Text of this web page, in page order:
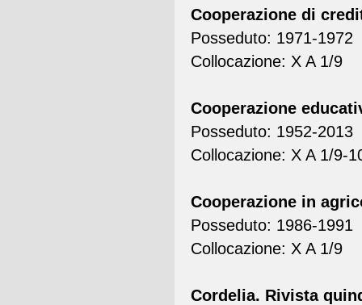
Cooperazione di
Posseduto: 1971-1972
Collocazione: X A 1/9
Cooperazione
Posseduto: 1952-2013
Collocazione: X A 1/9-
Cooperazione in
Posseduto: 1986-1991
Collocazione: X A 1/9
Cordelia. Rivista